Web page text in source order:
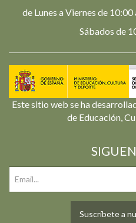
de Lunes a Viernes de
Sábados de
Este sitio web se ha
de Educación,
Suscríbete a